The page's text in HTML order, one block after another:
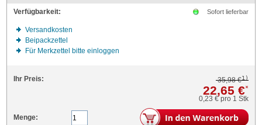
Verfügbarkeit:
Sofort lieferbar
Versandkosten
Beipackzettel
Für Merkzettel bitte einloggen
Ihr Preis: 35,98 €1)
22,65 €*
0,23 €pro 1 Stk
Menge: